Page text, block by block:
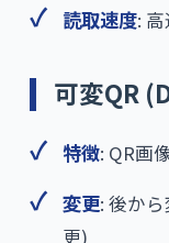
読取速度:
可変QR
特徴: QR画
変更: 後か
更)